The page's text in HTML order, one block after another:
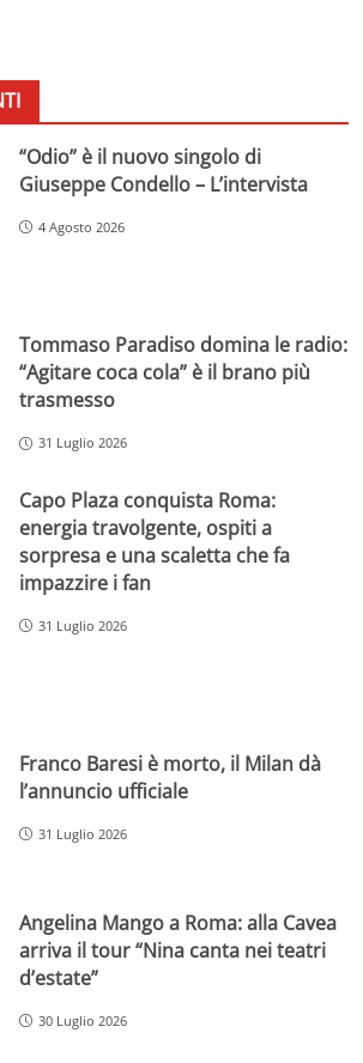
“Odio” è il nuovo singolo di
Giuseppe Condello – L’intervista
4 Agosto 2026
Tommaso Paradiso domina le radio:
“Agitare coca cola” è il brano più
trasmesso
31 Luglio 2026
Capo Plaza conquista Roma:
energia travolgente, ospiti a
sorpresa e una scaletta che fa
impazzire i fan
31 Luglio 2026
Franco Baresi è morto, il Milan dà
l’annuncio ufficiale
31 Luglio 2026
Angelina Mango a Roma: alla Cavea
arriva il tour “Nina canta nei teatri
d’estate”
30 Luglio 2026